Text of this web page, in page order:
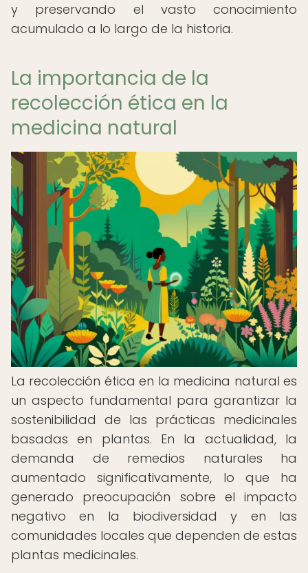
y preservando el vasto conocimiento
acumulado a lo largo de la historia.
La importancia de la
recolección ética en la
medicina natural
La recolección ética en la medicina natural es
un aspecto fundamental para garantizar la
sostenibilidad de las prácticas medicinales
basadas en plantas. En la actualidad, la
demanda de remedios naturales ha
aumentado significativamente, lo que ha
generado preocupación sobre el impacto
negativo en la biodiversidad y en las
comunidades locales que dependen de estas
plantas medicinales.